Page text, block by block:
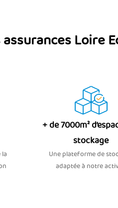
assurances Loire
+ de 7000m²
stockage
Une plateforme de
adaptée à notre